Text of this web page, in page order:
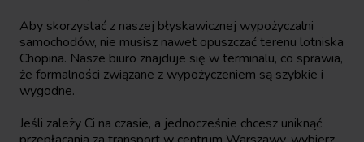
Aby skorzystać z naszej błyskawicznej wypożyczalni
samochodów, nie musisz nawet opuszczać terenu lotniska
Chopina. Nasze biuro znajduje się w terminalu, co sprawia,
że formalności związane z wypożyczeniem są szybkie i
wygodne.
Jeśli zależy Ci na czasie, a jednocześnie chcesz uniknąć